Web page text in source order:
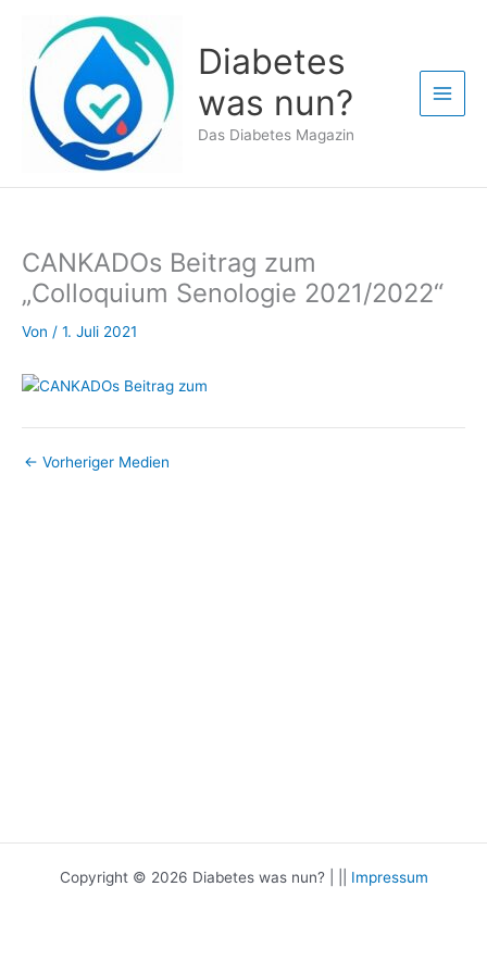
springen
Diabetes
was nun?
Das Diabetes Magazin
CANKADOs Beitrag zum
„Colloquium Senologie 2021/2022“
Von / 1. Juli 2021
← Vorheriger Medien
Copyright © 2026 Diabetes was nun? | || Impressum